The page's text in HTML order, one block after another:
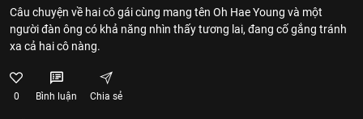
Câu chuyện về hai cô gái cùng mang tên Oh Hae Young và một
người đàn ông có khả năng nhìn thấy tương lai, đang cố gắng tránh
xa cả hai cô nàng.
0 Bình luận Chia sẻ